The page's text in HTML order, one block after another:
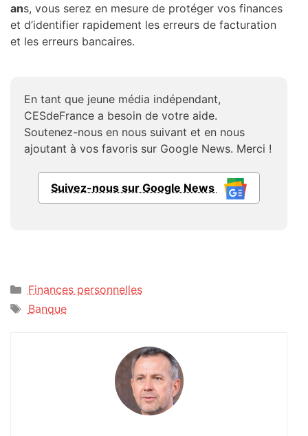
ans, vous serez en mesure de protéger vos finances
et d’identifier rapidement les erreurs de facturation
et les erreurs bancaires.
En tant que jeune média indépendant,
CESdeFrance a besoin de votre aide.
Soutenez-nous en nous suivant et en nous
ajoutant à vos favoris sur Google News. Merci !
Suivez-nous sur Google News
Catégories
Finances personnelles
Étiquettes
Banque